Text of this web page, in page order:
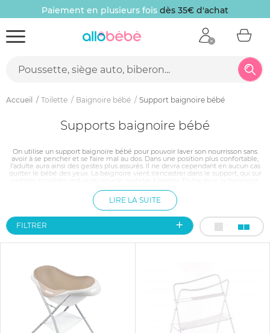
Paiement en plusieurs fois dès 35€ d'achat
Accueil Toilette Baignoire bébé Support baignoire bébé
Supports baignoire bébé
On utilise un support baignoire bébé pour pouvoir laver son nourrisson sans
avoir à se pencher et se faire mal au dos. Dans une position plus confortable,
l'adulte aura ainsi des gestes plus assurés. Il ne devra cependant en aucun cas
quitter le bébé des yeux. La baignoire vient s'encastrer dans le support, qui sur
escamotables, selon les modèles, pour faciliter le rangement.
LIRE LA SUITE
FILTRER